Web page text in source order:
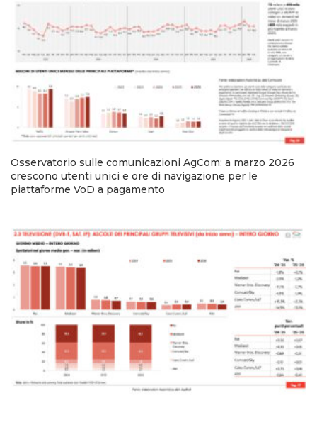
Osservatorio sulle comunicazioni AgCom: a marzo 2026
crescono utenti unici e ore di navigazione per le
piattaforme VoD a pagamento